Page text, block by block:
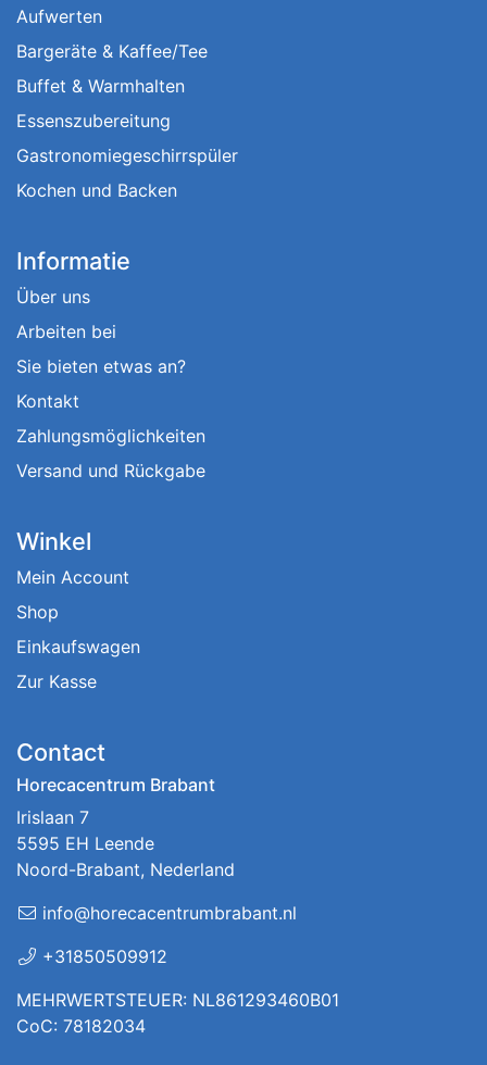
Aufwerten
Bargeräte & Kaffee/Tee
Buffet & Warmhalten
Essenszubereitung
Gastronomiegeschirrspüler
Kochen und Backen
Informatie
Über uns
Arbeiten bei
Sie bieten etwas an?
Kontakt
Zahlungsmöglichkeiten
Versand und Rückgabe
Winkel
Mein Account
Shop
Einkaufswagen
Zur Kasse
Contact
Horecacentrum Brabant
Irislaan 7
5595 EH Leende
Noord-Brabant, Nederland
info@horecacentrumbrabant.nl
+31850509912
MEHRWERTSTEUER: NL861293460B01
CoC: 78182034